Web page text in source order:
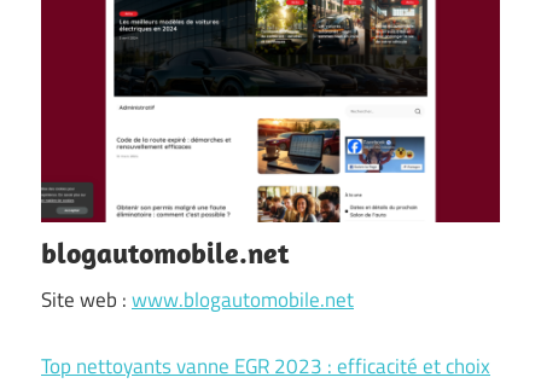
blogautomobile.net
Site web :www.blogautomobile.net
Top nettoyants vanne EGR 2023 : efficacité et choix